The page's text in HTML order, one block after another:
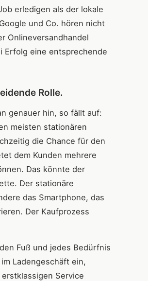
erledigen als der lokale
und Co. hören nicht
Onlineversandhandel
Erfolg eine entsprechende
Rolle.
genauer hin, so fällt auf:
meisten stationären
die Chance für den
dem Kunden mehrere
Das könnte der
Der stationäre
das Smartphone, das
Der Kaufprozess
Fuß und jedes Bedürfnis
Ladengeschäft ein,
Service